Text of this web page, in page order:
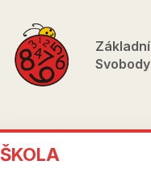
ŠKOLA
ŠKOLA